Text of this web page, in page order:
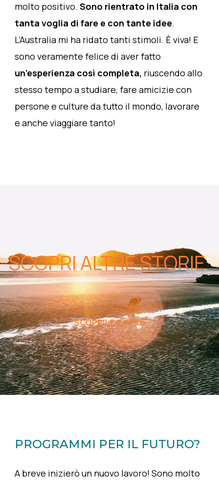
molto positivo. Sono rientrato in Italia con
tanta voglia di fare e con tante idee.
L’Australia mi ha ridato tanti stimoli. È viva! E
sono veramente felice di aver fatto
un’esperienza così completa, riuscendo allo
stesso tempo a studiare, fare amicizie con
persone e culture da tutto il mondo, lavorare
e anche viaggiare tanto!
SCOPRI ALTRE STORIE
SCOPRILE TUTTE
PROGRAMMI PER IL FUTURO?
A breve inizierò un nuovo lavoro! Sono molto